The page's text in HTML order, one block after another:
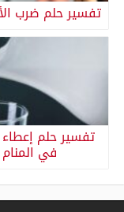
تفسير حلم ضرب
تفسير حلم إعطاء
في المنام